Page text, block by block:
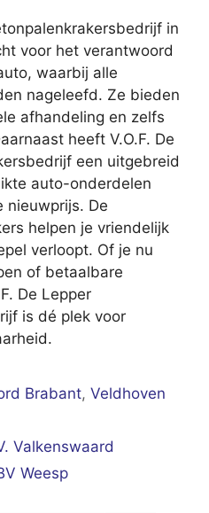
in
voor het verantwoord
waarbij alle
nageleefd. Ze bieden
afhandeling en zelfs
heeft V.O.F. De
een uitgebreid
auto-onderdelen
nieuwprijs. De
helpen je vriendelijk
verloopt. Of je nu
of betaalbare
De Lepper
is dé plek voor
Brabant,Veldhoven
Valkenswaard
Weesp